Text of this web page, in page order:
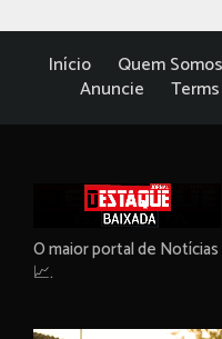
Início Quem Somos
Anuncie
Terms
O maior portal de
📈.